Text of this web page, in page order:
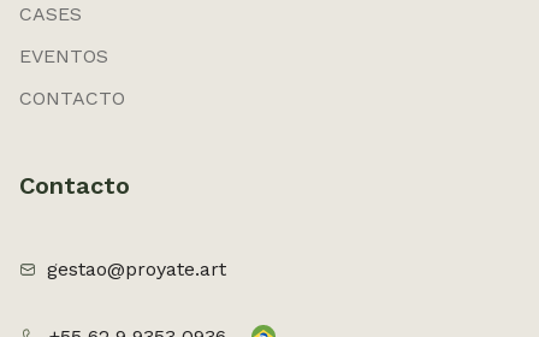
CASES
EVENTOS
CONTACTO
Contacto
gestao@proyate.art